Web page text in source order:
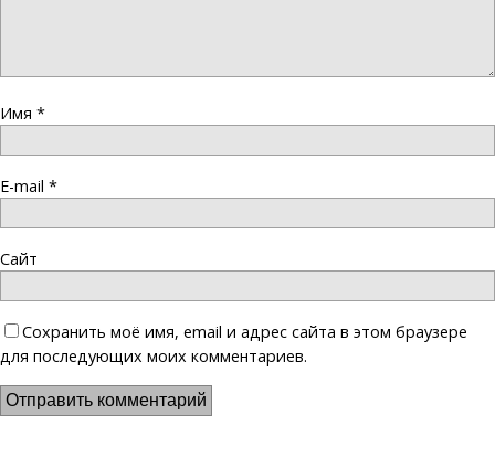
Имя *
E-mail *
Сайт
Сохранить моё имя, email и адрес сайта в этом браузере
для последующих моих комментариев.